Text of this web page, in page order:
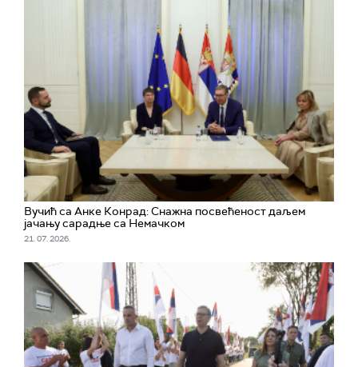
Вучић са Анке Конрад: Снажна посвећеност даљем
јачању сарадње са Немачком
21. 07. 2026.